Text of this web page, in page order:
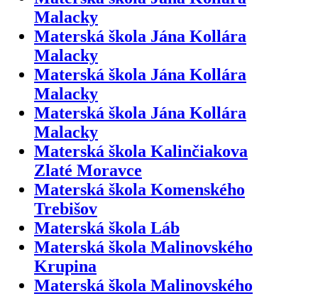
Malacky
Materská škola Jána Kollára
Malacky
Materská škola Jána Kollára
Malacky
Materská škola Jána Kollára
Malacky
Materská škola Kalinčiakova
Zlaté Moravce
Materská škola Komenského
Trebišov
Materská škola Láb
Materská škola Malinovského
Krupina
Materská škola Malinovského